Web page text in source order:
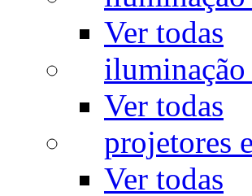
Ver todas
iluminação
Ver todas
projetores
Ver todas